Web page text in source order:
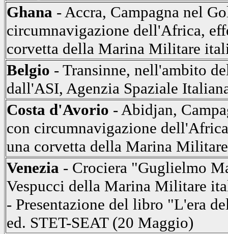
Ghana - Accra, Campagna nel
circumnavigazione dell'Africa,
corvetta della Marina Militare
Belgio - Transinne, nell'ambito
dall'ASI, Agenzia Spaziale
Costa d'Avorio - Abidjan,
con circumnavigazione
una corvetta della Marina
Venezia - Crociera "Guglielmo
Vespucci della Marina Militare
- Presentazione del libro "L'era
ed. STET-SEAT (20 Maggio)